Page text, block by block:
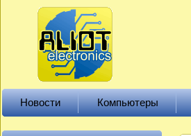
Новости Компьютеры